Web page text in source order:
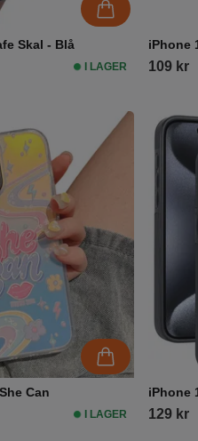
Skal - Blå
I LAGER
iPhone
109 kr
Can
I LAGER
iPhone
129 kr